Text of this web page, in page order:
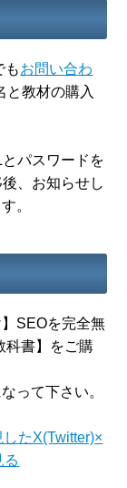
もお問い合わ
と教材の購入
パスワードを
、お知らせし
。
SEOを完全無
科書】をご購
って下さい。
たX(Twitter)×
る